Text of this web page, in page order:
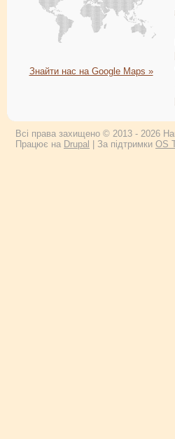
Знайти нас на Google Maps »
Всі права захищено © 2013 - 2026
Працює на Drupal | За підтримки OS